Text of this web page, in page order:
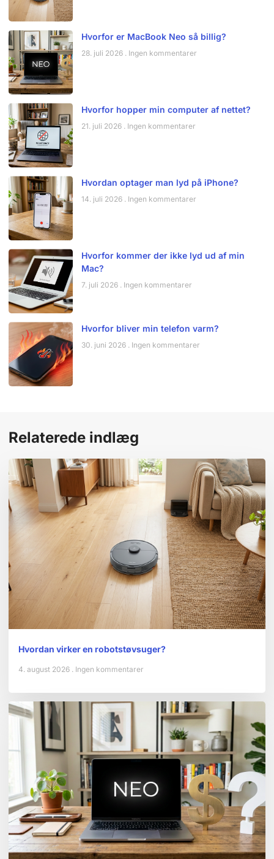
Hvorfor er MacBook Neo så billig?
28. juli 2026 Ingen kommentarer
Hvorfor hopper min computer af nettet?
21. juli 2026 Ingen kommentarer
Hvordan optager man lyd på iPhone?
14. juli 2026 Ingen kommentarer
Hvorfor kommer der ikke lyd ud af min
Mac?
7. juli 2026 Ingen kommentarer
Hvorfor bliver min telefon varm?
30. juni 2026 Ingen kommentarer
Relaterede indlæg
Hvordan virker en robotstøvsuger?
4. august 2026 Ingen kommentarer